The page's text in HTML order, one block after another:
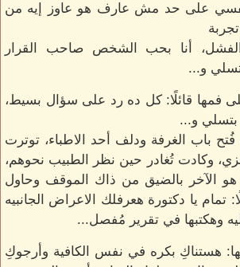
على حد مش عارف هو عاوز إيه من
أنا بحب الشخص صاحب القرار
و...
فمها قائلًا: كل ده رد على سؤال بسيط،
بتسلي و...
باب الغرفة ودلف أحد الاطباء، توترت
وكادت تُغادر حين نظر الطبيب نحوهم،
هو الآخر بالضيق من ذاك الموقف وحاول
تمام يا دكتورة هعرفلك الاعراض الجانبيه
وهكتبها في تقرير مُفصل...
هستناكِ بكره في نفس الكافية وأرجوكِ